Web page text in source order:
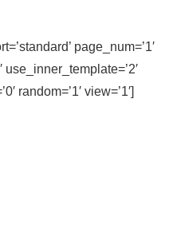
page_num=’1′
use_inner_template=’2′
random=’1′ view=’1′]